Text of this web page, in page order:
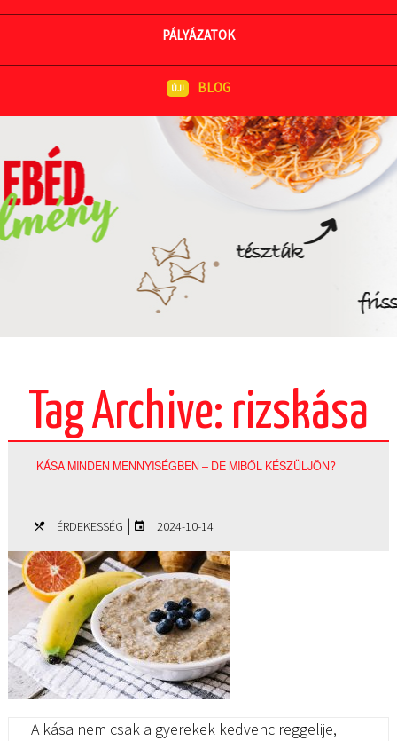
PÁLYÁZATOK
BLOG
Tag Archive: rizskása
KÁSA MINDEN MENNYISÉGBEN – DE MIBŐL KÉSZÜLJÖN?
ÉRDEKESSÉG | 2024-10-14
A kása nem csak a gyerekek kedvenc reggelije,